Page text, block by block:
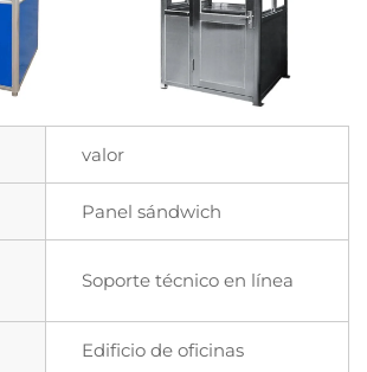
valor
Panel sándwich
Soporte técnico en línea
Edificio de oficinas